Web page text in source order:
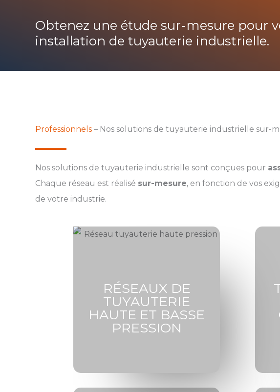
Obtenez une étude sur-mesure pour
installation de tuyauterie industrielle.
Professionnels – Nos solutions de tuyauterie industrielle sur-
Nos solutions de tuyauterie industrielle sont conçues pour
Chaque réseau est réalisé sur-mesure, en fonction de vos
de votre industrie.
RÉSEAUX DE
TUYAUTERIE
HAUTE ET BASSE
PRESSION